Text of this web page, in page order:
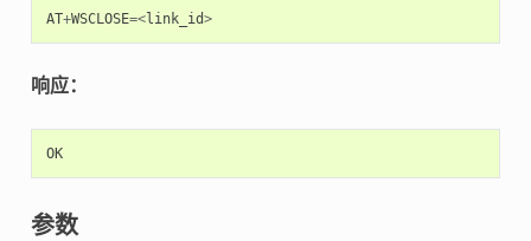
AT+WSCLOSE=<link_id>
响应：
OK
参数